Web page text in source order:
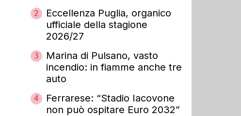
2
Eccellenza Puglia, organico
ufficiale della stagione
2026/27
3
Marina di Pulsano, vasto
incendio: in fiamme anche tre
auto
4
Ferrarese: “Stadio Iacovone
non può ospitare Euro 2032”